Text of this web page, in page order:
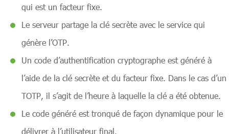
qui est un facteur fixe.
Le serveur partage la clé secrète avec le service qui
génère l’OTP.
Un code d’authentification cryptographe est généré à
l’aide de la clé secrète et du facteur fixe. Dans le cas d’un
TOTP, il s’agit de l’heure à laquelle la clé a été obtenue.
Le code généré est tronqué de façon dynamique pour le
délivrer à l’utilisateur final.